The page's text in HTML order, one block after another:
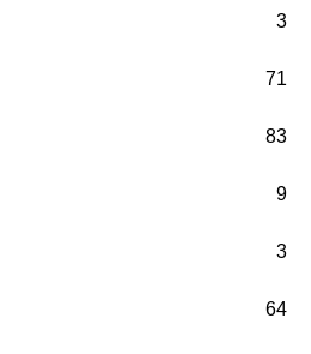
3
71
83
9
3
64